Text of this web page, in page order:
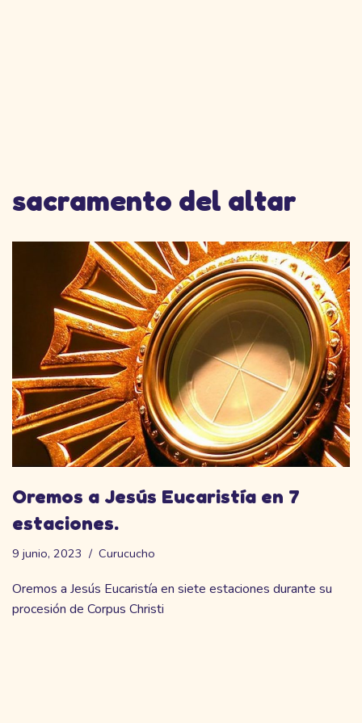
sacramento del altar
Oremos a Jesús Eucaristía en 7
estaciones.
9 junio, 2023 Curucucho
Oremos a Jesús Eucaristía en siete estaciones durante su
procesión de Corpus Christi